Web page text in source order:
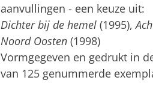
aanvullingen - een keuze uit:
Dichter bij de hemel(1995),
Noord Oosten(1998)
Vormgegeven en gedrukt in
van 125 genummerde